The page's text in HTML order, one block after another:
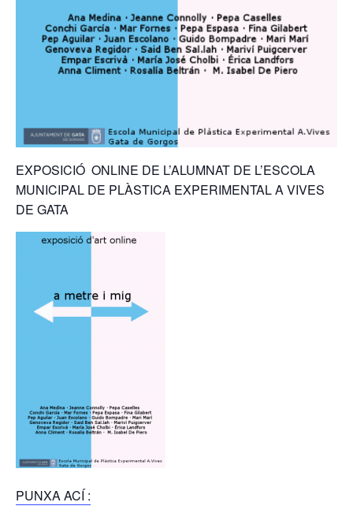
EXPOSICIÓ ONLINE DE L’ALUMNAT DE L’ESCOLA
MUNICIPAL DE PLÀSTICA EXPERIMENTAL A VIVES
DE GATA
PUNXA ACÍ :